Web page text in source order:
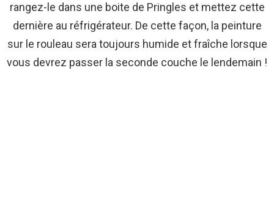
rangez-le dans une boite de Pringles et mettez cette
dernière au réfrigérateur. De cette façon, la peinture
sur le rouleau sera toujours humide et fraîche lorsque
vous devrez passer la seconde couche le lendemain !